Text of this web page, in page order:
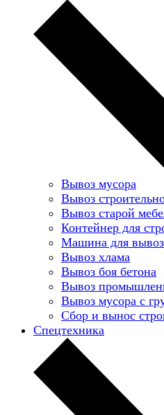
Вывоз мусора
Вывоз
Вывоз старой
Контейнер для
Машина для
Вывоз хлама
Вывоз боя бетона
Вывоз
Вывоз мусора с
Сбор и вынос
Спецтехника